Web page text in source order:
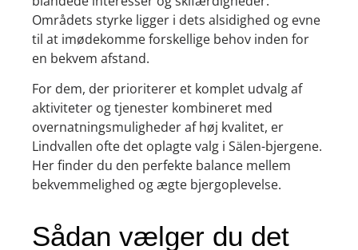
Områdets styrke ligger i dets alsidighed og evne
til at imødekomme forskellige behov inden for
en bekvem afstand.
For dem, der prioriterer et komplet udvalg af
aktiviteter og tjenester kombineret med
overnatningsmuligheder af høj kvalitet, er
Lindvallen ofte det oplagte valg i Sälen-bjergene.
Her finder du den perfekte balance mellem
bekvemmelighed og ægte bjergoplevelse.
Sådan vælger du det